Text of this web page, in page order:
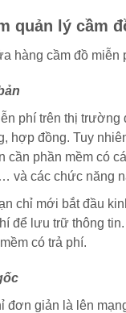
quản lý cầm
hàng cầm đồ
phí trên thị
hợp đồng. Tuy
cần phần mềm có
và các chức năng
chỉ mới bắt đầu
để lưu trữ thông
có trả phí.
đơn giản là lên